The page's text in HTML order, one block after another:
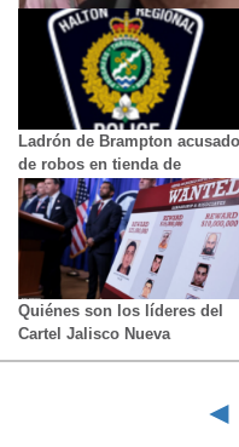
del exguardia
expareja:
veces solo
Ladrón de Brampton acusado
de robos en tienda de
pasatiempos; la policía
investiga atropello y fuga en
North York
Quiénes son los líderes del
Cartel Jalisco Nueva
Generación por los que
◄